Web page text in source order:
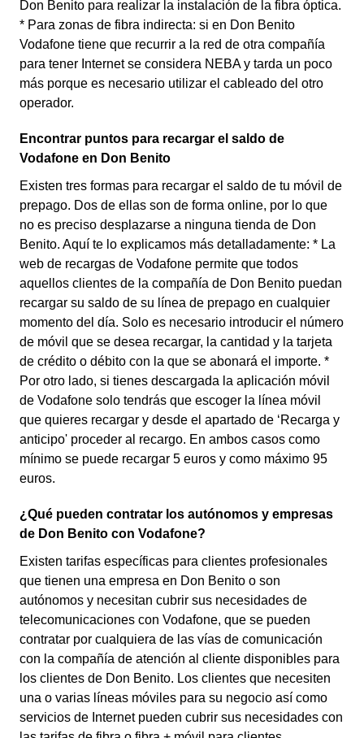
Don Benito para realizar la instalación de la fibra óptica.
* Para zonas de fibra indirecta: si en Don Benito
Vodafone tiene que recurrir a la red de otra compañía
para tener Internet se considera NEBA y tarda un poco
más porque es necesario utilizar el cableado del otro
operador.
Encontrar puntos para recargar el saldo de
Vodafone en Don Benito
Existen tres formas para recargar el saldo de tu móvil de
prepago. Dos de ellas son de forma online, por lo que
no es preciso desplazarse a ninguna tienda de Don
Benito. Aquí te lo explicamos más detalladamente: * La
web de recargas de Vodafone permite que todos
aquellos clientes de la compañía de Don Benito puedan
recargar su saldo de su línea de prepago en cualquier
momento del día. Solo es necesario introducir el número
de móvil que se desea recargar, la cantidad y la tarjeta
de crédito o débito con la que se abonará el importe. *
Por otro lado, si tienes descargada la aplicación móvil
de Vodafone solo tendrás que escoger la línea móvil
que quieres recargar y desde el apartado de ‘Recarga y
anticipo' proceder al recargo. En ambos casos como
mínimo se puede recargar 5 euros y como máximo 95
euros.
¿Qué pueden contratar los autónomos y empresas
de Don Benito con Vodafone?
Existen tarifas específicas para clientes profesionales
que tienen una empresa en Don Benito o son
autónomos y necesitan cubrir sus necesidades de
telecomunicaciones con Vodafone, que se pueden
contratar por cualquiera de las vías de comunicación
con la compañía de atención al cliente disponibles para
los clientes de Don Benito. Los clientes que necesiten
una o varias líneas móviles para su negocio así como
servicios de Internet pueden cubrir sus necesidades con